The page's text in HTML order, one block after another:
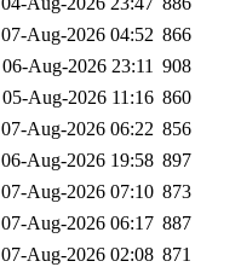
07-Aug-2026 04:52 866
06-Aug-2026 23:11 908
05-Aug-2026 11:16 860
07-Aug-2026 06:22 856
06-Aug-2026 19:58 897
07-Aug-2026 07:10 873
07-Aug-2026 06:17 887
07-Aug-2026 02:08 871